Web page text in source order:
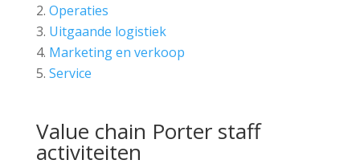
Operaties
Uitgaande logistiek
Marketing en verkoop
Service
Value chain Porter staff
activiteiten